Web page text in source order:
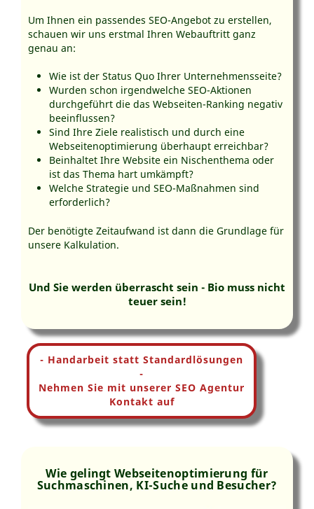
Um Ihnen ein passendes SEO-Angebot zu erstellen,
schauen wir uns erstmal Ihren Webauftritt ganz
genau an:
Wie ist der Status Quo Ihrer Unternehmensseite?
Wurden schon irgendwelche SEO-Aktionen
durchgeführt die das Webseiten-Ranking negativ
beeinflussen?
Sind Ihre Ziele realistisch und durch eine
Webseitenoptimierung überhaupt erreichbar?
Beinhaltet Ihre Website ein Nischenthema oder
ist das Thema hart umkämpft?
Welche Strategie und SEO-Maßnahmen sind
erforderlich?
Der benötigte Zeitaufwand ist dann die Grundlage für
unsere Kalkulation.
Und Sie werden überrascht sein - Bio muss nicht
teuer sein!
- Handarbeit statt Standardlösungen
-
Nehmen Sie mit unserer SEO Agentur
Kontakt auf
Wie gelingt Webseitenoptimierung für
Suchmaschinen, KI-Suche und Besucher?